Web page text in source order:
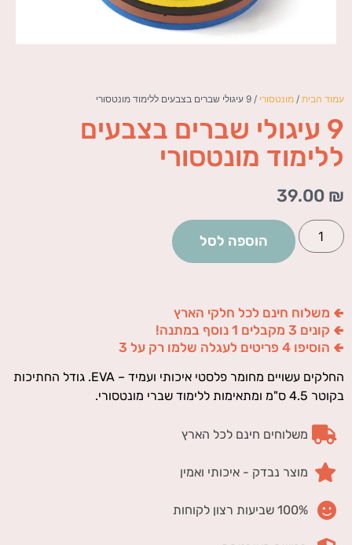
עמוד הבית / מונטסורי / 9 עיגולי שברים בצבעים ללימוד מונטסורי
9 עיגולי שברים בצבעים
ללימוד מונטסורי
39.00 ₪
הוספה לסל
🢀 משלוח חינם לכל חלקי הארץ
🢀 קונים 3 מקבלים 1 נוסף במתנה!
🢀 הוסיפו 4 פריטים לעגלה שלמו רק על 3
החלקים עשויים מחומר פלסטי איכותי ועמיד – EVA. גודל החתיכות
בקוטר 4.5 ס"מ ומתאימות ללימוד שברי מונטסורי.
משלוחים חינם לכל הארץ
מוצר נבדק - איכותי ואמין
100% שביעות רצון לקוחות